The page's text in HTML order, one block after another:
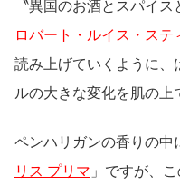
〝異国のお酒とスパイ
ロバート・ルイス・ス
読み上げていくように、
ルの大きな変化を肌の上
ペンハリガンの香りの中
リス プリマ 」ですが、